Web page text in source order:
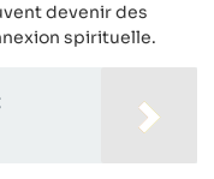
devenir des
spirituelle.